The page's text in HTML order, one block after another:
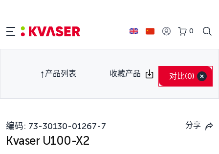
0
产品列表 收藏产品 对比(0)
编码: 73-30130-01267-7 分享
Kvaser U100-X2